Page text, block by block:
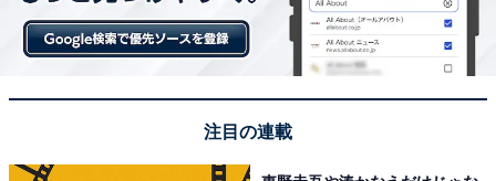
注目の連載